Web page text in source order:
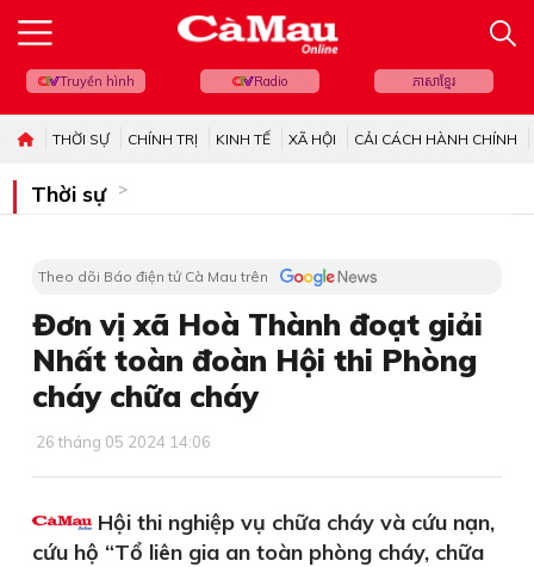
Truyền hình Radio ភាសាខ្មែរ
THỜI SỰ CHÍNH TRỊ KINH TẾ XÃ HỘI CẢI CÁCH HÀNH CHÍNH
Thời sự
Theo dõi Báo điện tử Cà Mau trên
Đơn vị xã Hoà Thành đoạt giải
Nhất toàn đoàn Hội thi Phòng
cháy chữa cháy
26 tháng 05 2024 14:06
Hội thi nghiệp vụ chữa cháy và cứu nạn,
cứu hộ “Tổ liên gia an toàn phòng cháy, chữa